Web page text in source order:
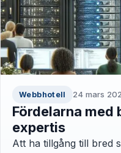
Webbhotell 24 mars
Fördelarna med
expertis
Att ha tillgång till bred